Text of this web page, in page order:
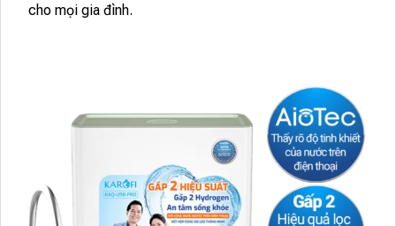
cho mọi gia đình.